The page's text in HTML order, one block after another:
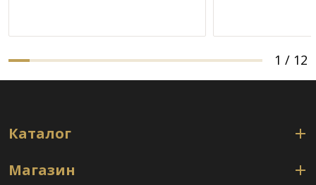
1 / 12
Каталог
Магазин